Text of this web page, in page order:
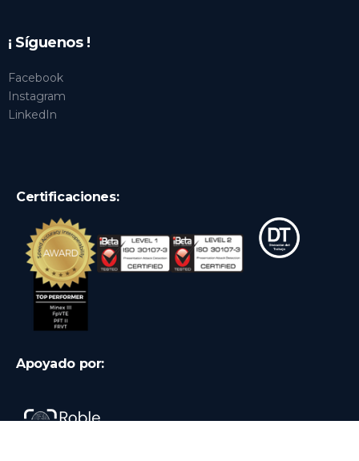
¡ Síguenos !
Facebook
Instagram
LinkedIn
Certificaciones:
Apoyado por: